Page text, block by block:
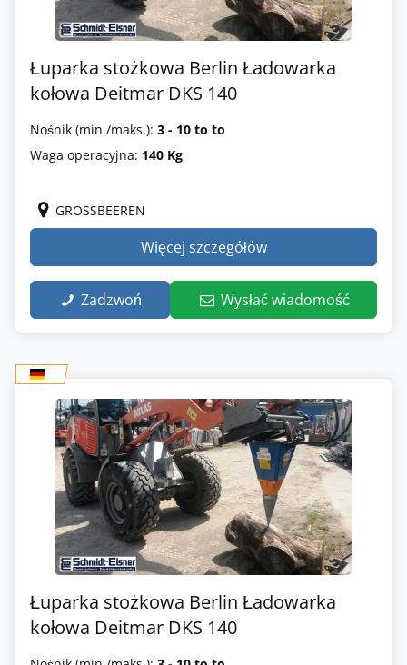
Łuparka stożkowa Berlin Ładowarka
kołowa Deitmar DKS 140
Nośnik (min./maks.): 3 - 10 to to
Waga operacyjna: 140 Kg
GROSSBEEREN
Więcej szczegółów
Zadzwoń Wysłać wiadomość
Łuparka stożkowa Berlin Ładowarka
kołowa Deitmar DKS 140